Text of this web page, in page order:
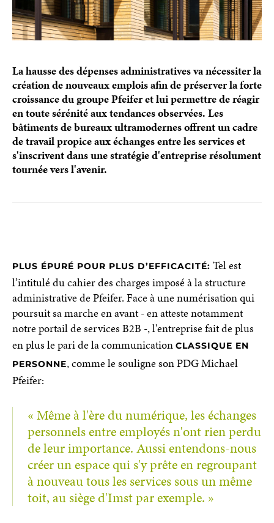
La hausse des dépenses administratives va nécessiter la
création de nouveaux emplois afin de préserver la forte
croissance du groupe Pfeifer et lui permettre de réagir
en toute sérénité aux tendances observées. Les
bâtiments de bureaux ultramodernes offrent un cadre
de travail propice aux échanges entre les services et
s'inscrivent dans une stratégie d'entreprise résolument
tournée vers l'avenir.
PLUS ÉPURÉ POUR PLUS D’EFFICACITÉ: Tel est
l’intitulé du cahier des charges imposé à la structure
administrative de Pfeifer. Face à une numérisation qui
poursuit sa marche en avant - en atteste notamment
notre portail de services B2B -, l'entreprise fait de plus
en plus le pari de la communication CLASSIQUE EN
PERSONNE, comme le souligne son PDG Michael
Pfeifer:
« Même à l'ère du numérique, les échanges
personnels entre employés n'ont rien perdu
de leur importance. Aussi entendons-nous
créer un espace qui s'y prête en regroupant
à nouveau tous les services sous un même
toit, au siège d'Imst par exemple. »